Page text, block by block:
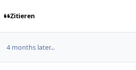
Zitieren
4 months later...